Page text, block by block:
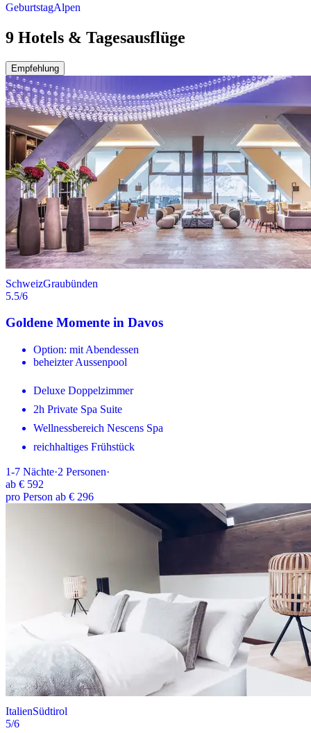
GeburtstagAlpen
9 Hotels & Tagesausflüge
Empfehlung
SchweizGraubünden
5.5/6
Goldene Momente in Davos
Option: mit Abendessen
beheizter Aussenpool
Deluxe Doppelzimmer
2h Private Spa Suite
Wellnessbereich Nescens Spa
reichhaltiges Frühstück
1-7 Nächte·2 Personen·
ab € 592
pro Person ab € 296
ItalienSüdtirol
5/6